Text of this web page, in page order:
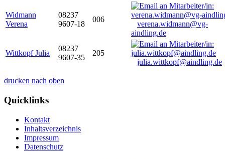
Widmann
Verena
08237
9607-18
006
verena.widmann@vg-
aindling.de
Wittkopf Julia
08237
9607-35
205
julia.wittkopf@aindling.de
drucken nach oben
Quicklinks
Kontakt
Inhaltsverzeichnis
Impressum
Datenschutz